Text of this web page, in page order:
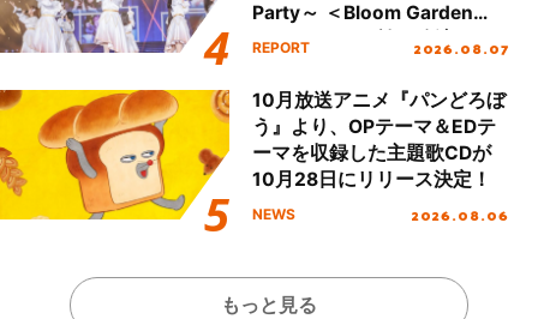
Party～ ＜Bloom Garden
Party Stage／埼玉公演＞”
REPORT 2026.08.07
10月放送アニメ『パンどろぼ
う』より、OPテーマ＆EDテ
ーマを収録した主題歌CDが
10月28日にリリース決定！
NEWS 2026.08.06
もっと見る